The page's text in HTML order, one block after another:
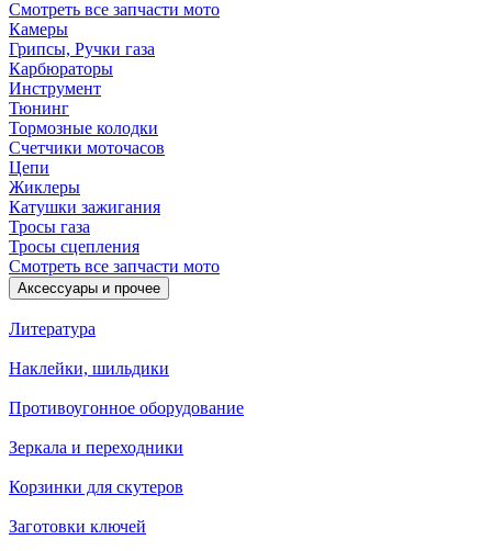
Смотреть все запчасти мото
Камеры
Грипсы, Ручки газа
Карбюраторы
Инструмент
Тюнинг
Тормозные колодки
Счетчики моточасов
Цепи
Жиклеры
Катушки зажигания
Тросы газа
Тросы сцепления
Смотреть все запчасти мото
Аксессуары и прочее
Литература
Наклейки, шильдики
Противоугонное оборудование
Зеркала и переходники
Корзинки для скутеров
Заготовки ключей